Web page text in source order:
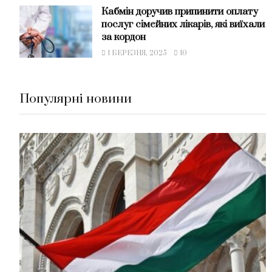
Кабмін доручив припинити оплату
послуг сімейних лікарів, які виїхали
за кордон
1 БЕРЕЗНЯ, 2025 10
Популярні новини